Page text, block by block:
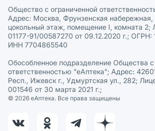
Общество с ограниченной
Адрес: Москва, Фрунзенская набережная,
цокольный этаж, помещение I, комната 2;
01177-91/00587270 от 09.12.2020 г.; ОГРН:
ИНН 7704865540
Обособленное подразделение Общества с
ответственностью "еАптека"; Адрес:
Респ., Ижевск г., Удмуртская ул., 282;
001546 от 30 марта 2021 г.;
© 2026 eАптека. Все права защищены